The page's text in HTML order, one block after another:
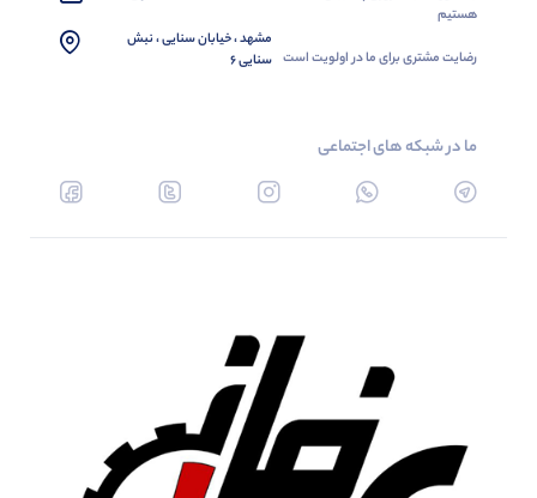
هستیم
رضایت مشتری برای ما در اولویت است
مشهد ، خیابان سنایی ، نبش
سنایی 6
ما در شبکه های اجتماعی